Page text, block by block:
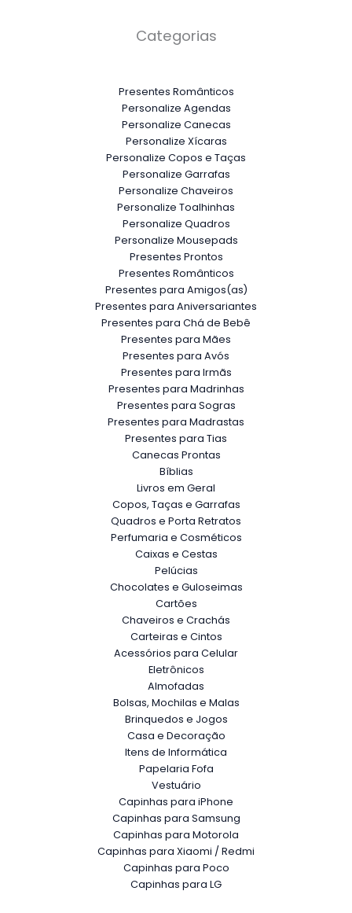
Categorias
Presentes Românticos
Personalize Agendas
Personalize Canecas
Personalize Xícaras
Personalize Copos e Taças
Personalize Garrafas
Personalize Chaveiros
Personalize Toalhinhas
Personalize Quadros
Personalize Mousepads
Presentes Prontos
Presentes Românticos
Presentes para Amigos(as)
Presentes para Aniversariantes
Presentes para Chá de Bebê
Presentes para Mães
Presentes para Avós
Presentes para Irmãs
Presentes para Madrinhas
Presentes para Sogras
Presentes para Madrastas
Presentes para Tias
Canecas Prontas
Bíblias
Livros em Geral
Copos, Taças e Garrafas
Quadros e Porta Retratos
Perfumaria e Cosméticos
Caixas e Cestas
Pelúcias
Chocolates e Guloseimas
Cartões
Chaveiros e Crachás
Carteiras e Cintos
Acessórios para Celular
Eletrônicos
Almofadas
Bolsas, Mochilas e Malas
Brinquedos e Jogos
Casa e Decoração
Itens de Informática
Papelaria Fofa
Vestuário
Capinhas para iPhone
Capinhas para Samsung
Capinhas para Motorola
Capinhas para Xiaomi / Redmi
Capinhas para Poco
Capinhas para LG